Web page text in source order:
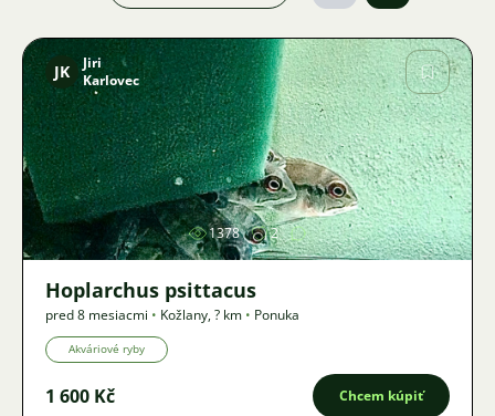
Obrázok
JK
Jiri
Karlovec
1378 2
Hoplarchus psittacus
pred 8 mesiacmi • Kožlany,? km • Ponuka
Akváriové ryby
1 600 Kč Chcem kúpiť